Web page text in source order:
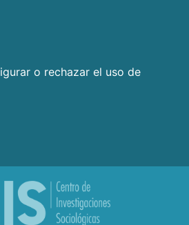
o rechazar el uso de